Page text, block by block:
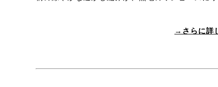
→さらに詳